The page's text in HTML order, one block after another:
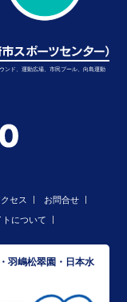
ンド、運動広場、市民プール、向島運動
セス お問合せ
トについて
羽嶋松翠園・日本水